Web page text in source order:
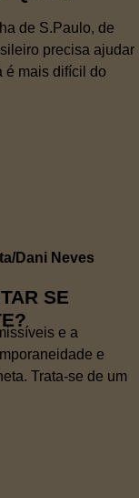
de S.Paulo, de
precisa ajudar
é mais difícil do
SE
e a
e
Trata-se de um